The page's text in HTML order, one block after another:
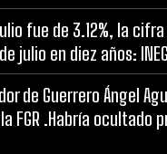
fue de 3.12%, la
julio en diez años:
de Guerrero Ángel
FGR .Habría ocultado